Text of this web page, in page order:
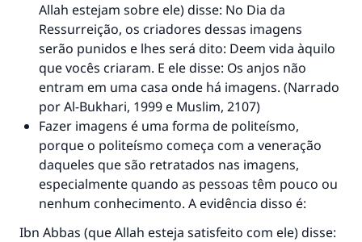
Allah estejam sobre ele) disse: No Dia da
Ressurreição, os criadores dessas imagens
serão punidos e lhes será dito: Deem vida àquilo
que vocês criaram. E ele disse: Os anjos não
entram em uma casa onde há imagens. (Narrado
por Al-Bukhari, 1999 e Muslim, 2107)
Fazer imagens é uma forma de politeísmo,
porque o politeísmo começa com a veneração
daqueles que são retratados nas imagens,
especialmente quando as pessoas têm pouco ou
nenhum conhecimento. A evidência disso é:
Ibn Abbas (que Allah esteja satisfeito com ele) disse: